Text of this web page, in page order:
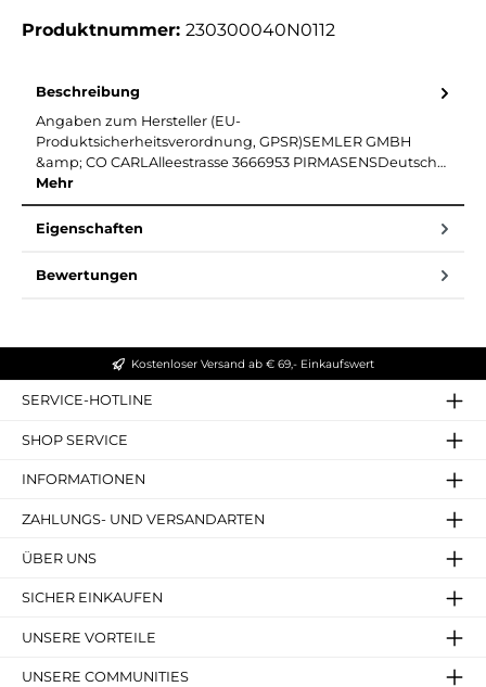
Produktnummer: 230300040N0112
Beschreibung
Angaben zum Hersteller (EU-
Produktsicherheitsverordnung, GPSR)SEMLER GMBH
&amp; CO CARLAlleestrasse 3666953 PIRMASENSDeutsch…
Mehr
Eigenschaften
Bewertungen
Kostenloser Versand ab € 69,- Einkaufswert
SERVICE-HOTLINE
SHOP SERVICE
INFORMATIONEN
ZAHLUNGS- UND VERSANDARTEN
ÜBER UNS
SICHER EINKAUFEN
UNSERE VORTEILE
UNSERE COMMUNITIES